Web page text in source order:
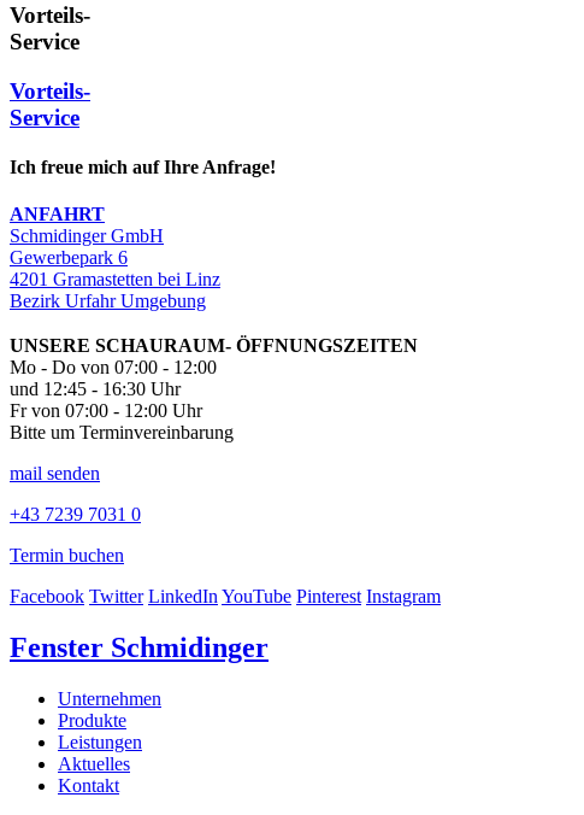
Vorteils-
Service
Vorteils-
Service
Ich freue mich auf Ihre Anfrage!
ANFAHRT
Schmidinger GmbH
Gewerbepark 6
4201 Gramastetten bei Linz
Bezirk Urfahr Umgebung
UNSERE SCHAURAUM- ÖFFNUNGSZEITEN
Mo - Do von 07:00 - 12:00
und 12:45 - 16:30 Uhr
Fr von 07:00 - 12:00 Uhr
Bitte um Terminvereinbarung
mail senden
+43 7239 7031 0
Termin buchen
Facebook Twitter LinkedInYouTube Pinterest Instagram
Fenster Schmidinger
Unternehmen
Produkte
Leistungen
Aktuelles
Kontakt